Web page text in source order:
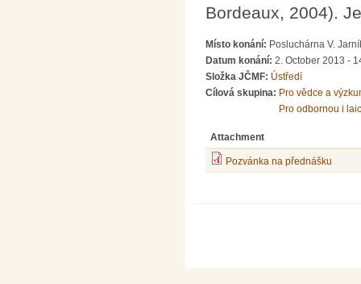
Bordeaux, 2004).
Místo konání: Posluchárna V.
Datum konání: 2. October 2013 -
Složka JČMF: Ústředí
Cílová skupina: Pro vědce a
Pro odbornou i
Attachment
Pozvánka na přednášku